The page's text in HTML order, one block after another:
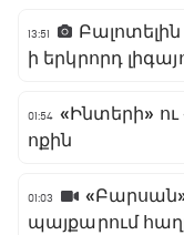
13:51
ի երկրորդ
01:54 «Ինտերի»
ոքին
01:03
պայքարում